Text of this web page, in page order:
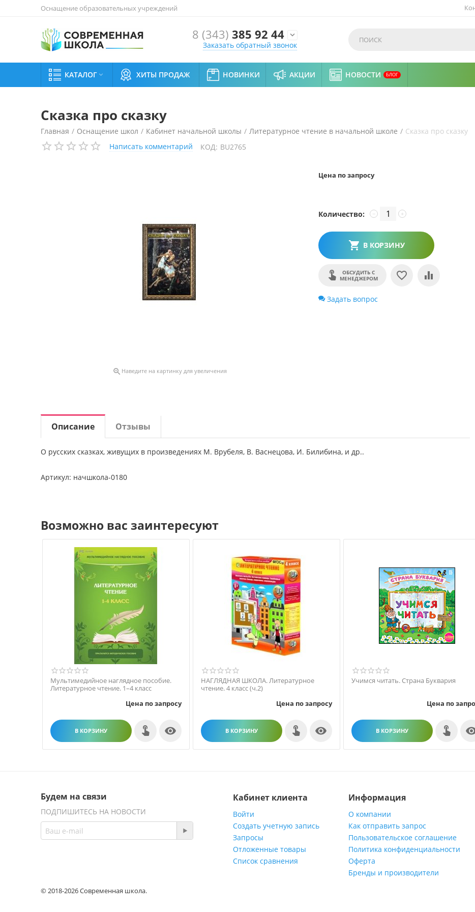
Оснащение образовательных учреждений
8 (343) 385 92 44 
Заказать обратный звонок
КАТАЛОГ  ХИТЫ ПРОДАЖ НОВИНКИ АКЦИИ НОВОСТИ БЛОГ
Сказка про сказку
Главная / Оснащение школ / Кабинет начальной школы / Литературное чтение в начальной школе / Сказка про сказку
Написать комментарий
КОД: BU2765
 Наведите на картинку для увеличения
Цена по запросу
Количество: +
−
В КОРЗИНУ
ОБСУДИТЬ С
МЕНЕДЖЕРОМ
Задать вопрос
Описание Отзывы
О русских сказках, живущих в произведениях М. Врубеля, В. Васнецова, И. Билибина, и др..
Артикул: начшкола-0180
Возможно вас заинтересуют
Мультимедийное наглядное пособие.
Литературное чтение. 1–4 класс
Цена по запросу
В КОРЗИНУ 
НАГЛЯДНАЯ ШКОЛА. Литературное
чтение. 4 класс (ч.2)
Цена по запросу
В КОРЗИНУ 
Учимся читать. Страна Буквария
Цена по
В КОРЗИНУ
Будем на связи
ПОДПИШИТЕСЬ НА НОВОСТИ
Кабинет клиента
Войти
Создать учетную запись
Запросы
Отложенные товары
Список сравнения
Информация
О компании
Как отправить запрос
Пользовательское соглашение
Политика конфиденциальности
Оферта
Бренды и производители
© 2018-2026 Современная школа.